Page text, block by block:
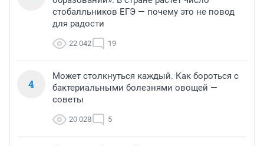
стобалльников ЕГЭ — почему это не повод
для радости
22 042 19
4
Может столкнуться каждый. Как бороться с
бактериальными болезнями овощей —
советы
20 028 5